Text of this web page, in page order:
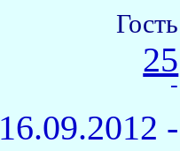
Гость
25
-
16.09.2012 -